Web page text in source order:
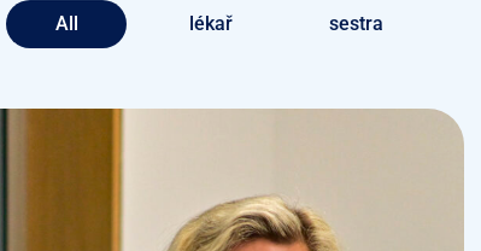
All lékař sestra